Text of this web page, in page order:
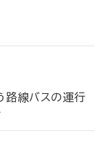
路線バスの運行